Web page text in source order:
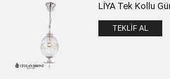
LİYA Tek Kollu
TEKLIF AL